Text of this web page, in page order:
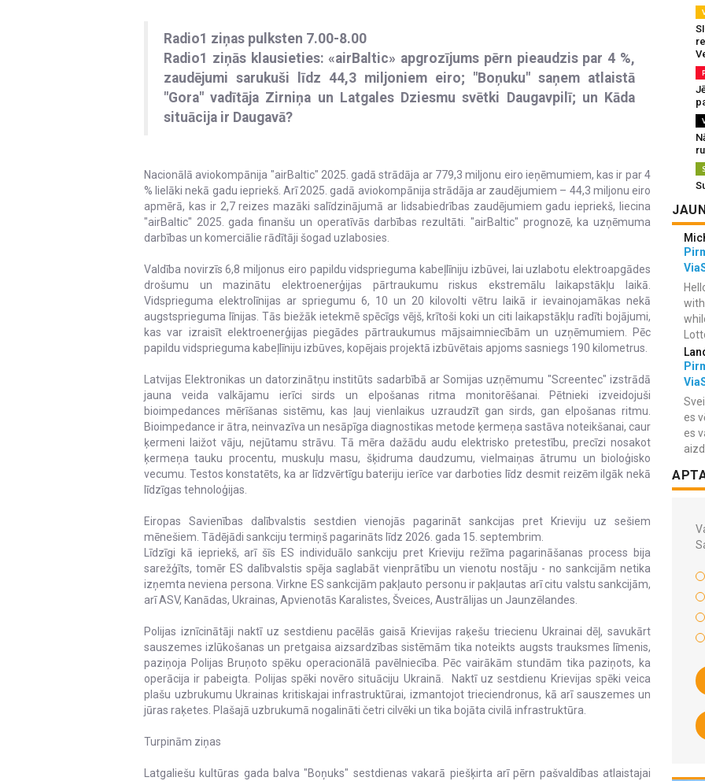
Radio1 ziņas pulksten 7.00-8.00
Radio1 ziņās klausieties: «airBaltic» apgrozījums pērn pieaudzis par 4 %,
zaudējumi sarukuši līdz 44,3 miljoniem eiro; "Boņuku" saņem atlaistā
"Gora" vadītāja Zirniņa un Latgales Dziesmu svētki Daugavpilī; un Kāda
situācija ir Daugavā?
Nacionālā aviokompānija "airBaltic" 2025. gadā strādāja ar 779,3 miljonu eiro ieņēmumiem, kas ir par 4
% lielāki nekā gadu iepriekš. Arī 2025. gadā aviokompānija strādāja ar zaudējumiem – 44,3 miljonu eiro
apmērā, kas ir 2,7 reizes mazāki salīdzinājumā ar lidsabiedrības zaudējumiem gadu iepriekš, liecina
"airBaltic" 2025. gada finanšu un operatīvās darbības rezultāti. "airBaltic" prognozē, ka uzņēmuma
darbības un komerciālie rādītāji šogad uzlabosies.
Valdība novirzīs 6,8 miljonus eiro papildu vidsprieguma kabeļlīniju izbūvei, lai uzlabotu elektroapgādes
drošumu un mazinātu elektroenerģijas pārtraukumu riskus ekstremālu laikapstākļu laikā.
Vidsprieguma elektrolīnijas ar spriegumu 6, 10 un 20 kilovolti vētru laikā ir ievainojamākas nekā
augstsprieguma līnijas. Tās biežāk ietekmē spēcīgs vējš, krītoši koki un citi laikapstākļu radīti bojājumi,
kas var izraisīt elektroenerģijas piegādes pārtraukumus mājsaimniecībām un uzņēmumiem. Pēc
papildu vidsprieguma kabeļlīniju izbūves, kopējais projektā izbūvētais apjoms sasniegs 190 kilometrus.
Latvijas Elektronikas un datorzinātņu institūts sadarbībā ar Somijas uzņēmumu "Screentec" izstrādā
jauna veida valkājamu ierīci sirds un elpošanas ritma monitorēšanai. Pētnieki izveidojuši
bioimpedances mērīšanas sistēmu, kas ļauj vienlaikus uzraudzīt gan sirds, gan elpošanas ritmu.
Bioimpedance ir ātra, neinvazīva un nesāpīga diagnostikas metode ķermeņa sastāva noteikšanai, caur
ķermeni laižot vāju, nejūtamu strāvu. Tā mēra dažādu audu elektrisko pretestību, precīzi nosakot
ķermeņa tauku procentu, muskuļu masu, šķidruma daudzumu, vielmaiņas ātrumu un bioloģisko
vecumu. Testos konstatēts, ka ar līdzvērtīgu bateriju ierīce var darboties līdz desmit reizēm ilgāk nekā
līdzīgas tehnoloģijas.
Eiropas Savienības dalībvalstis sestdien vienojās pagarināt sankcijas pret Krieviju uz sešiem
mēnešiem. Tādējādi sankciju termiņš pagarināts līdz 2026. gada 15. septembrim.
Līdzīgi kā iepriekš, arī šīs ES individuālo sankciju pret Krieviju režīma pagarināšanas process bija
sarežģīts, tomēr ES dalībvalstis spēja saglabāt vienprātību un vienotu nostāju - no sankcijām netika
izņemta neviena persona. Virkne ES sankcijām pakļauto personu ir pakļautas arī citu valstu sankcijām,
arī ASV, Kanādas, Ukrainas, Apvienotās Karalistes, Šveices, Austrālijas un Jaunzēlandes.
Polijas iznīcinātāji naktī uz sestdienu pacēlās gaisā Krievijas raķešu triecienu Ukrainai dēļ, savukārt
sauszemes izlūkošanas un pretgaisa aizsardzības sistēmām tika noteikts augsts trauksmes līmenis,
paziņoja Polijas Bruņoto spēku operacionālā pavēlniecība. Pēc vairākām stundām tika paziņots, ka
operācija ir pabeigta. Polijas spēki novēro situāciju Ukrainā. Naktī uz sestdienu Krievijas spēki veica
plašu uzbrukumu Ukrainas kritiskajai infrastruktūrai, izmantojot trieciendronus, kā arī sauszemes un
jūras raķetes. Plašajā uzbrukumā nogalināti četri cilvēki un tika bojāta civilā infrastruktūra.
Turpinām ziņas
Latgaliešu kultūras gada balva "Boņuks" sestdienas vakarā piešķirta arī pērn pašvaldības atlaistajai
es
es